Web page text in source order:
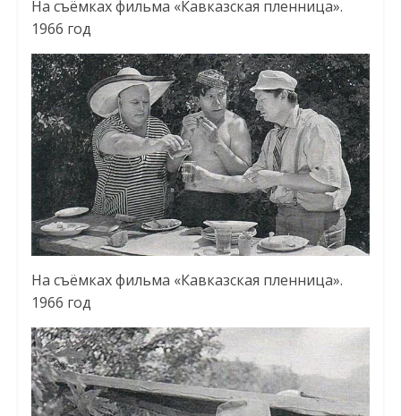
На съёмках фильма «Кавказская пленница».
1966 год
На съёмках фильма «Кавказская пленница».
1966 год